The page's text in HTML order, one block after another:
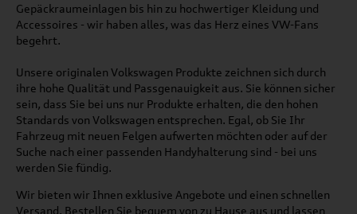
Gepäckraumeinlagen bis hin zu hochwertiger Kleidung und
Accessoires - wir haben alles, was das Herz eines VW-Fans
begehrt.
Unsere originalen Volkswagen Produkte zeichnen sich durch
ihre hohe Qualität und Passgenauigkeit aus. Sie können sicher
sein, dass Sie bei uns nur Produkte erhalten, die den hohen
Standards von Volkswagen entsprechen. Egal, ob Sie Ihr
Fahrzeug mit neuen Felgen aufwerten möchten oder auf der
Suche nach einer passenden Handyhalterung sind - bei uns
werden Sie fündig.
Wir bieten wir Ihnen exklusive Angebote und einen schnellen
Versand. Bestellen Sie bequem von zu Hause aus und lassen